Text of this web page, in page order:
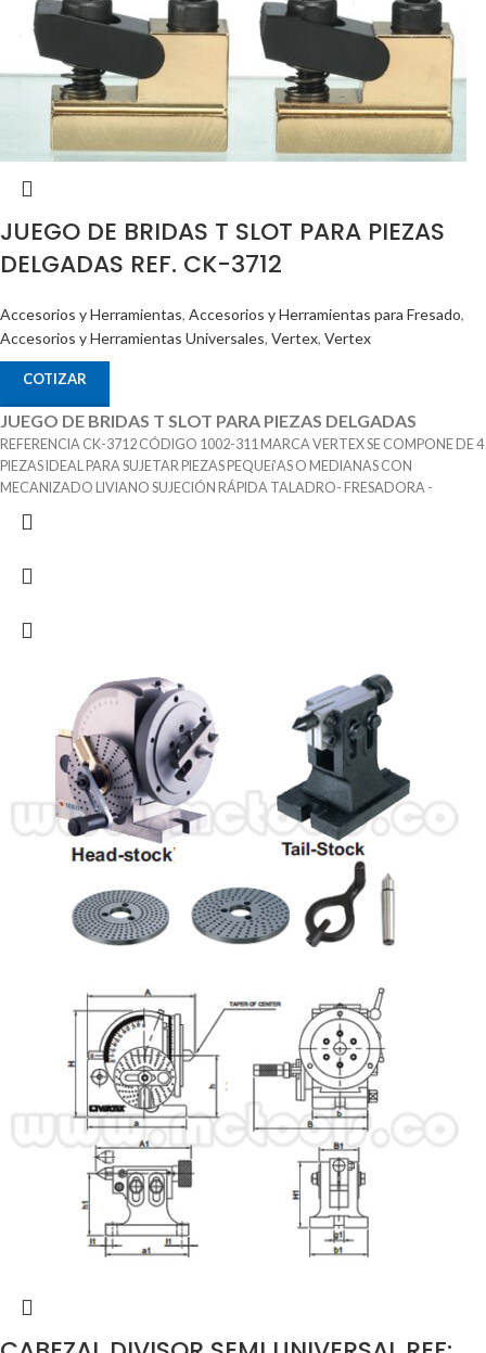
JUEGO DE BRIDAS T SLOT PARA PIEZAS
DELGADAS REF. CK-3712
Accesorios y Herramientas, Accesorios y Herramientas para Fresado,
Accesorios y Herramientas Universales, Vertex, Vertex
COTIZAR
JUEGO DE BRIDAS T SLOT PARA PIEZAS DELGADAS
REFERENCIA CK-3712 CÓDIGO 1002-311 MARCA VERTEX SE COMPONE DE 4
PIEZAS IDEAL PARA SUJETAR PIEZAS PEQUEí‘AS O MEDIANAS CON
MECANIZADO LIVIANO SUJECIÓN RÁPIDA TALADRO- FRESADORA -